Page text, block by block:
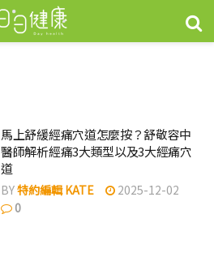
馬上舒緩經痛穴道怎麼按？舒敬容中
醫師解析經痛3大類型以及3大經痛穴
道
BY特約編輯 KATE
2025-12-02
0